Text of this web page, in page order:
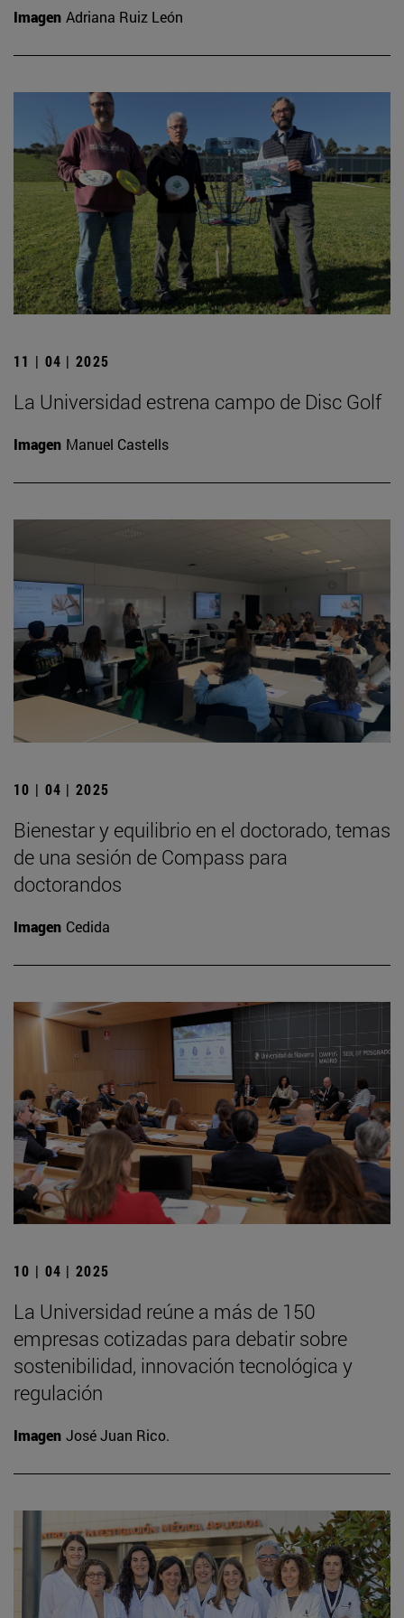
Imagen Adriana Ruiz León
11 | 04 | 2025
La Universidad estrena campo de Disc Golf
Imagen Manuel Castells
10 | 04 | 2025
Bienestar y equilibrio en el doctorado, temas
de una sesión de Compass para
doctorandos
Imagen Cedida
10 | 04 | 2025
La Universidad reúne a más de 150
empresas cotizadas para debatir sobre
sostenibilidad, innovación tecnológica y
regulación
Imagen José Juan Rico.